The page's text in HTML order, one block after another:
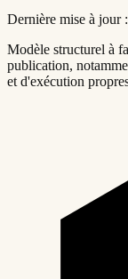
Dernière mise à jour :
Modèle structurel à
publication,
et d'exécution